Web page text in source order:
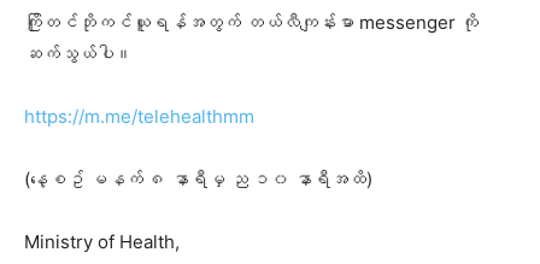
ကြိုတင်ဘိုကင်ယူရန်အတွက် တယ်လီကျန်းမာ messenger ကို
ဆက်သွယ်ပါ။
https://m.me/telehealthmm
(နေ့စဥ် မနက် ၈ နာရီမှ ည ၁၀ နာရီအထိ)
Ministry of Health,